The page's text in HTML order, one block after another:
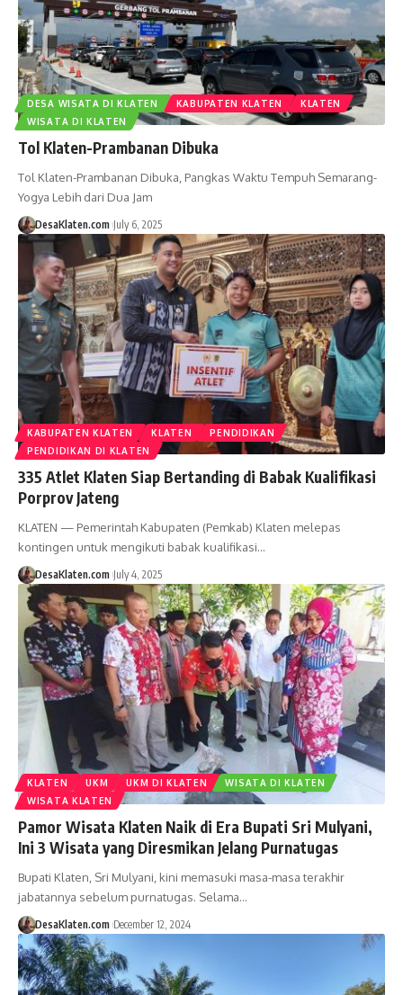
DESA WISATA DI KLATEN KABUPATEN KLATEN
KLATEN
WISATA DI KLATEN
Tol Klaten-Prambanan Dibuka
Tol Klaten-Prambanan Dibuka, Pangkas Waktu Tempuh Semarang-
Yogya Lebih dari Dua Jam
DesaKlaten.com July 6, 2025
KABUPATEN KLATEN KLATEN
PENDIDIKAN
PENDIDIKAN DI KLATEN
335 Atlet Klaten Siap Bertanding di Babak Kualifikasi
Porprov Jateng
KLATEN — Pemerintah Kabupaten (Pemkab) Klaten melepas
kontingen untuk mengikuti babak kualifikasi…
DesaKlaten.com July 4, 2025
KLATEN UKM UKM DI KLATEN
WISATA DI KLATEN
WISATA KLATEN
Pamor Wisata Klaten Naik di Era Bupati Sri Mulyani,
Ini 3 Wisata yang Diresmikan Jelang Purnatugas
Bupati Klaten, Sri Mulyani, kini memasuki masa-masa terakhir
jabatannya sebelum purnatugas. Selama…
DesaKlaten.com December 12, 2024